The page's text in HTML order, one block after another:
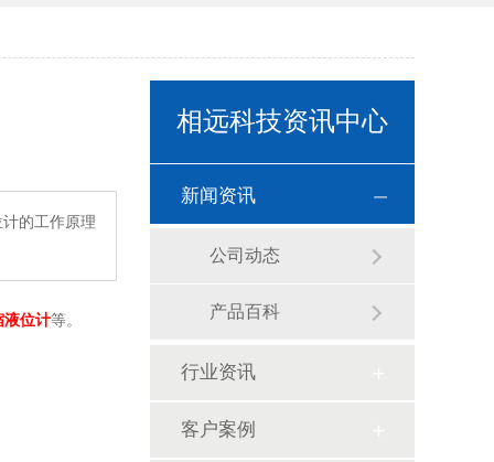
的工作原理
液位计等。
相远科技资讯中心
新闻资讯
公司动态
产品百科
行业资讯
客户案例